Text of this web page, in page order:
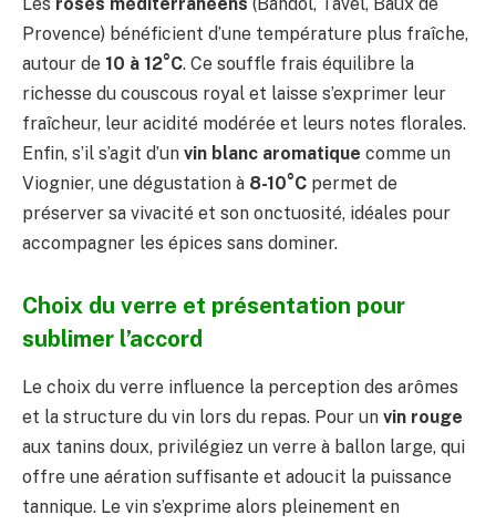
Les rosés méditerranéens (Bandol, Tavel, Baux de
Provence) bénéficient d’une température plus fraîche,
autour de 10 à 12°C. Ce souffle frais équilibre la
richesse du couscous royal et laisse s’exprimer leur
fraîcheur, leur acidité modérée et leurs notes florales.
Enfin, s’il s’agit d’un vin blanc aromatique comme un
Viognier, une dégustation à 8-10°C permet de
préserver sa vivacité et son onctuosité, idéales pour
accompagner les épices sans dominer.
Choix du verre et présentation pour
sublimer l’accord
Le choix du verre influence la perception des arômes
et la structure du vin lors du repas. Pour un vin rouge
aux tanins doux, privilégiez un verre à ballon large, qui
offre une aération suffisante et adoucit la puissance
tannique. Le vin s’exprime alors pleinement en